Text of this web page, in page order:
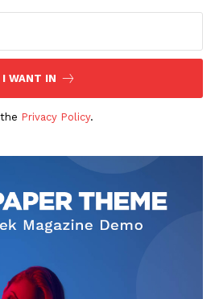
I WANT IN
Privacy Policy.